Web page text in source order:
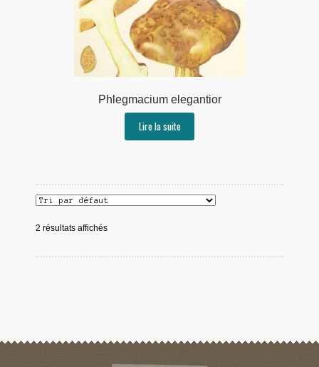
Phlegmacium elegantior
Lire la suite
2 résultats affichés